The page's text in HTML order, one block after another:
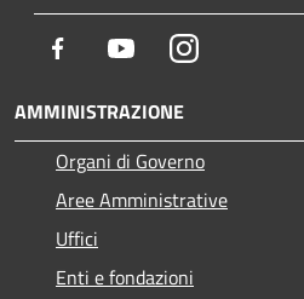
Facebook YoutubeInstagram
AMMINISTRAZIONE
Organi di Governo
Aree Amministrative
Uffici
Enti e fondazioni